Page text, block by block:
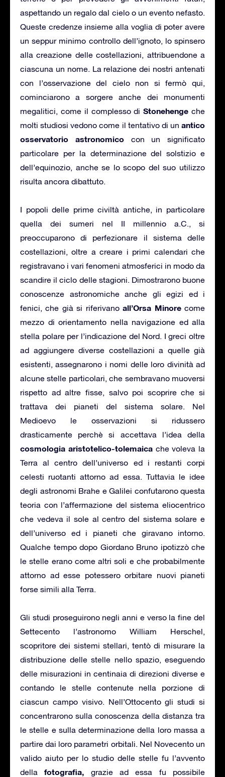
aspettando un regalo dal cielo o un evento nefasto.
Queste credenze insieme alla voglia di poter avere
un seppur minimo controllo dell’ignoto, lo spinsero
alla creazione delle costellazioni, attribuendone a
ciascuna un nome. La relazione dei nostri antenati
con l’osservazione del cielo non si fermò qui,
cominciarono a sorgere anche dei monumenti
megalitici, come il complesso diStonehenge che
molti studiosi vedono come il tentativo di un antico
osservatorio astronomicocon un significato
particolare per la determinazione del solstizio e
dell’equinozio, anche se lo scopo del suo utilizzo
risulta ancora dibattuto.
I popoli delle prime civiltà antiche, in particolare
quella dei sumeri nel II millennio a.C., si
preoccuparono di perfezionare il sistema delle
costellazioni, oltre a creare i primi calendari che
registravano i vari fenomeni atmosferici in modo da
scandire il ciclo delle stagioni. Dimostrarono buone
conoscenze astronomiche anche gli egizi ed i
fenici, che già si riferivanoall’Orsa Minorecome
mezzo di orientamento nella navigazione ed alla
stella polare per l’indicazione del Nord. I greci oltre
ad aggiungere diverse costellazioni a quelle già
esistenti, assegnarono i nomi delle loro divinità ad
alcune stelle particolari, che sembravano muoversi
rispetto ad altre fisse, salvo poi scoprire che si
trattava dei pianeti del sistema solare. Nel
Medioevo le osservazioni si ridussero
drasticamente perchè si accettava l’idea della
cosmologia aristotelico-tolemaicache voleva la
Terra al centro dell’universo ed i restanti corpi
celesti ruotanti attorno ad essa. Tuttavia le idee
degli astronomi Brahe e Galilei confutarono questa
teoria con l’affermazione del sistema eliocentrico
che vedeva il sole al centro del sistema solare e
dell’universo ed i pianeti che giravano intorno.
Qualche tempo dopo Giordano Bruno ipotizzò che
le stelle erano come altri soli e che probabilmente
attorno ad esse potessero orbitare nuovi pianeti
forse simili alla Terra.
Gli studi proseguirono negli anni e verso la fine del
Settecento l’astronomo William Herschel,
scopritore dei sistemi stellari, tentò di misurare la
distribuzione delle stelle nello spazio, eseguendo
delle misurazioni in centinaia di direzioni diverse e
contando le stelle contenute nella porzione di
ciascun campo visivo. Nell’Ottocento gli studi si
concentrarono sulla conoscenza della distanza tra
le stelle e sulla determinazione della loro massa a
partire dai loro parametri orbitali. Nel Novecento un
valido aiuto per lo studio delle stelle fu l’avvento
dellafotografia, grazie ad essa fu possibile